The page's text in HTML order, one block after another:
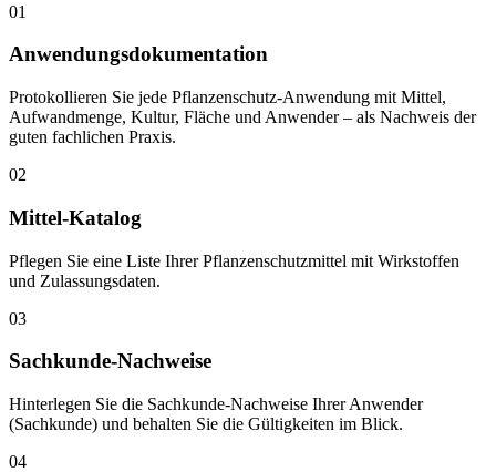
01
Anwendungsdokumentation
Protokollieren Sie jede Pflanzenschutz-Anwendung mit Mittel,
Aufwandmenge, Kultur, Fläche und Anwender – als Nachweis der
guten fachlichen Praxis.
02
Mittel-Katalog
Pflegen Sie eine Liste Ihrer Pflanzenschutzmittel mit Wirkstoffen
und Zulassungsdaten.
03
Sachkunde-Nachweise
Hinterlegen Sie die Sachkunde-Nachweise Ihrer Anwender
(Sachkunde) und behalten Sie die Gültigkeiten im Blick.
04